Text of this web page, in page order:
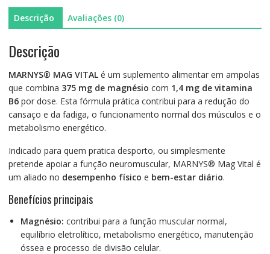
Descrição Avaliações (0)
Descrição
MARNYS® MAG VITALé um suplemento alimentar em ampolas
que combina 375 mg de magnésio com 1,4 mg de vitamina
B6por dose. Esta fórmula prática contribui para a redução do
cansaço e da fadiga, o funcionamento normal dos músculos e o
metabolismo energético.
Indicado para quem pratica desporto, ou simplesmente
pretende apoiar a função neuromuscular, MARNYS® Mag Vital é
um aliado no desempenho físico e bem-estar diário.
Benefícios principais
Magnésio: contribui para a função muscular normal,
equilíbrio eletrolítico, metabolismo energético, manutenção
óssea e processo de divisão celular.